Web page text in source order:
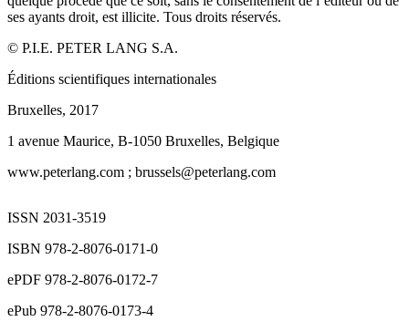
ses ayants droit, est illicite. Tous droits réservés.
© P.I.E. PETER LANG S.A.
Éditions scientifiques internationales
Bruxelles, 2017
1 avenue Maurice, B-1050 Bruxelles, Belgique
www.peterlang.com ; brussels@peterlang.com
ISSN 2031-3519
ISBN 978-2-8076-0171-0
ePDF 978-2-8076-0172-7
ePub 978-2-8076-0173-4